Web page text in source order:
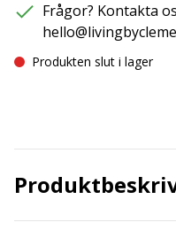
Frågor? Kontakta
Produkten slut i lager